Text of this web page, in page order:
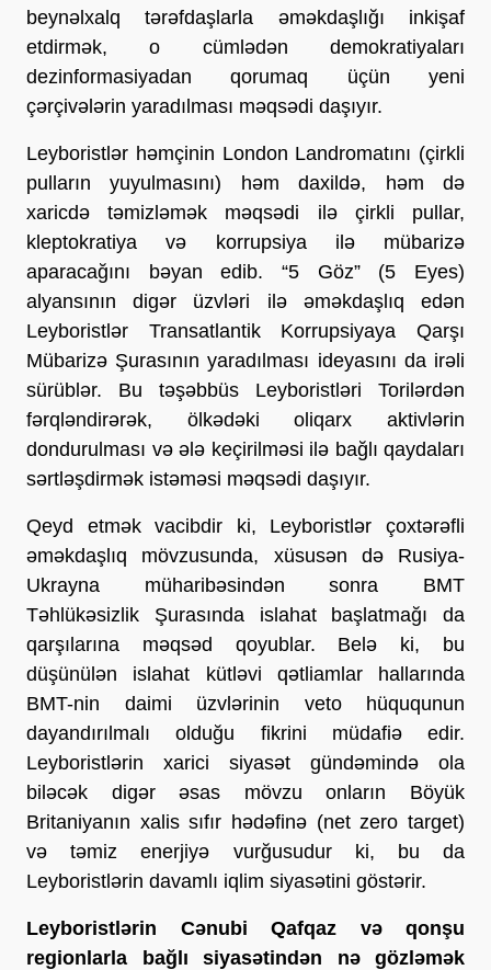
beynəlxalq tərəfdaşlarla əməkdaşlığı inkişaf
etdirmək, o cümlədən demokratiyaları
dezinformasiyadan qorumaq üçün yeni
çərçivələrin yaradılması məqsədi daşıyır.
Leyboristlər həmçinin London Landromatını (çirkli
pulların yuyulmasını) həm daxildə, həm də
xaricdə təmizləmək məqsədi ilə çirkli pullar,
kleptokratiya və korrupsiya ilə mübarizə
aparacağını bəyan edib. “5 Göz” (5 Eyes)
alyansının digər üzvləri ilə əməkdaşlıq edən
Leyboristlər Transatlantik Korrupsiyaya Qarşı
Mübarizə Şurasının yaradılması ideyasını da irəli
sürüblər. Bu təşəbbüs Leyboristləri Torilərdən
fərqləndirərək, ölkədəki oliqarx aktivlərin
dondurulması və ələ keçirilməsi ilə bağlı qaydaları
sərtləşdirmək istəməsi məqsədi daşıyır.
Qeyd etmək vacibdir ki, Leyboristlər çoxtərəfli
əməkdaşlıq mövzusunda, xüsusən də Rusiya-
Ukrayna müharibəsindən sonra BMT
Təhlükəsizlik Şurasında islahat başlatmağı da
qarşılarına məqsəd qoyublar. Belə ki, bu
düşünülən islahat kütləvi qətliamlar hallarında
BMT-nin daimi üzvlərinin veto hüququnun
dayandırılmalı olduğu fikrini müdafiə edir.
Leyboristlərin xarici siyasət gündəmində ola
biləcək digər əsas mövzu onların Böyük
Britaniyanın xalis sıfır hədəfinə (net zero target)
və təmiz enerjiyə vurğusudur ki, bu da
Leyboristlərin davamlı iqlim siyasətini göstərir.
Leyboristlərin Cənubi Qafqaz və qonşu
regionlarla bağlı siyasətindən nə gözləmək